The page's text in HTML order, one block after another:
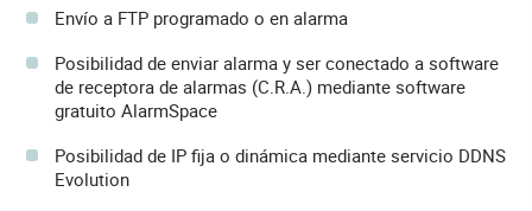
Envío a FTP programado o en alarma
Posibilidad de enviar alarma y ser conectado a software
de receptora de alarmas (C.R.A.) mediante software
gratuito AlarmSpace
Posibilidad de IP fija o dinámica mediante servicio DDNS
Evolution